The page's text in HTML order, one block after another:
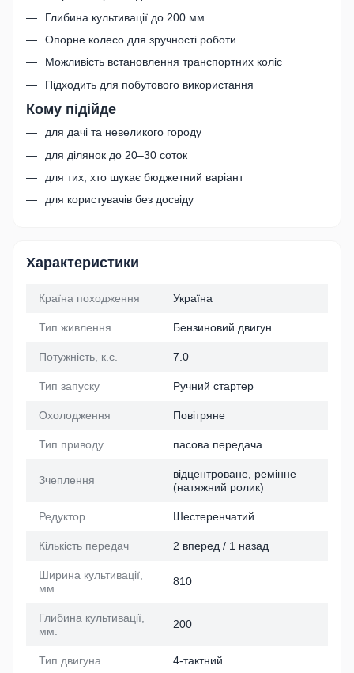
Глибина культивації до 200 мм
Опорне колесо для зручності роботи
Можливість встановлення транспортних коліс
Підходить для побутового використання
Кому підійде
для дачі та невеликого городу
для ділянок до 20–30 соток
для тих, хто шукає бюджетний варіант
для користувачів без досвіду
Характеристики
Країна походження Україна
Тип живлення Бензиновий двигун
Потужність, к.с. 7.0
Тип запуску Ручний стартер
Охолодження Повітряне
Тип приводу пасова передача
Зчеплення
відцентроване, ремінне
(натяжний ролик)
Редуктор Шестеренчатий
Кількість передач 2 вперед / 1 назад
Ширина культивації,
мм.
810
Глибина культивації,
мм.
200
Тип двигуна 4-тактний